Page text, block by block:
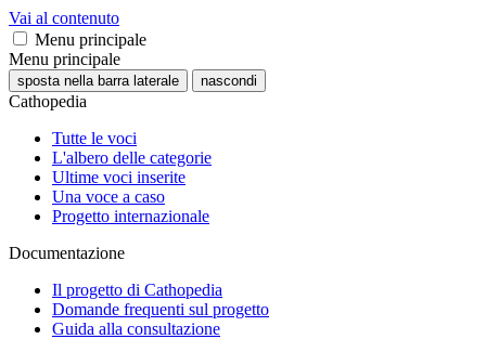
Vai al contenuto
Menu principale
Menu principale
sposta nella barra laterale nascondi
Cathopedia
Tutte le voci
L'albero delle categorie
Ultime voci inserite
Una voce a caso
Progetto internazionale
Documentazione
Il progetto di Cathopedia
Domande frequenti sul progetto
Guida alla consultazione